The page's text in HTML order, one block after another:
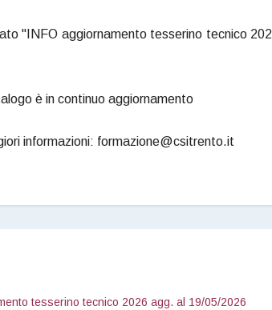
"INFO aggiornamento tesserino tecnico
è in continuo aggiornamento
informazioni: formazione@csitrento.it
tesserino tecnico 2026 agg. al 19/05/2026